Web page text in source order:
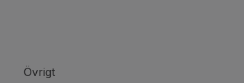
Övrigt